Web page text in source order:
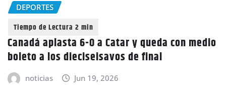
DEPORTES
Canadá aplasta 6-0 a Catar y queda con medio
boleto a los dieciseisavos de final
noticias Jun 19, 2026